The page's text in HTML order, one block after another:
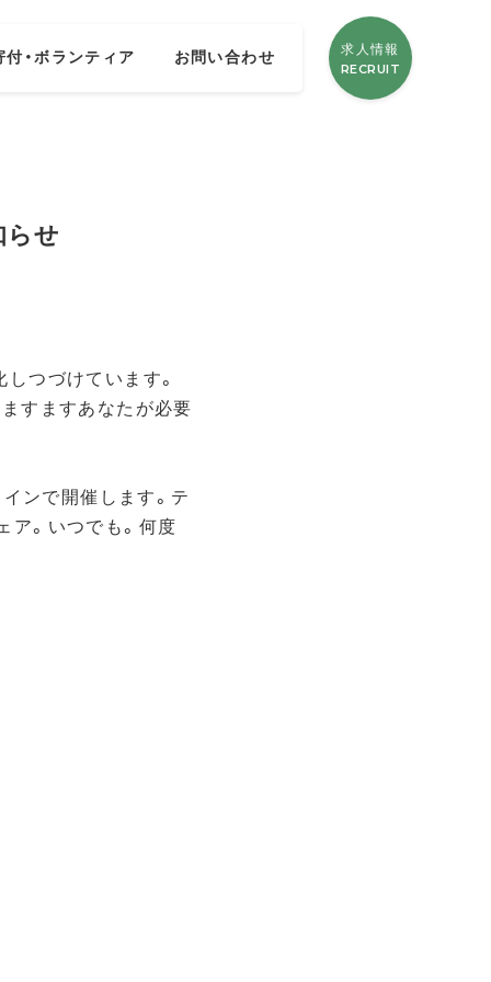
付・ボランティア お問い合わせ
求人情報
RECRUIT
らせ
つづけています。
すますあなたが必要
ンで開催します。テ
ア。いつでも。何度